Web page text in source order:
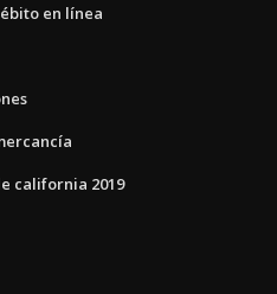
en línea
california 2019